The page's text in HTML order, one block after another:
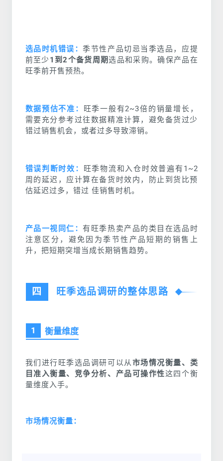
选品时机错误： 季节性产品切忌当季选品，应提
前至少 1到2个备货周期选品和采购。确保产品在
旺季前开售预热。
数据预估不准：
旺季一般有2~3倍的销量增长，
需要充分参考过往数据精准计算，避免备货过少
错过销售机会，或者过多导致滞销。
错误判断时效：
旺季物流和入仓时效普遍有1~2
周的延迟，应计算在备货时效内，防止到货比预
估延迟过多，错过 佳销售时机。
产品一视同仁：有旺季热卖产品的类目在选品时
注意区分，避免因为季节性产品短期的销售上
升，把短期突增当成长期销售趋势。
四 旺季选品调研的整体思路
1 衡量维度
我们进行旺季选品调研可以从市场情况衡量、类
目准入衡量、竞争分析、产品可操作性这四个衡
量维度入手。
市场情况衡量：